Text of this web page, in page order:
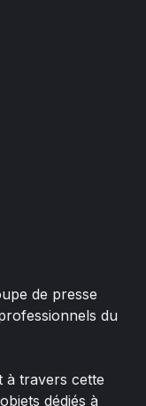
de presse
du
à travers cette
dédiés à